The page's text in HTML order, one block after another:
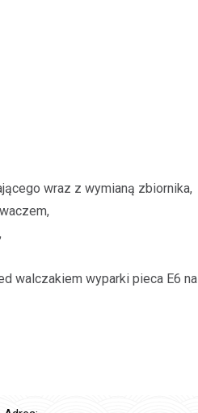
wraz z wymianą zbiornika,
walczakiem wyparki pieca E6 na